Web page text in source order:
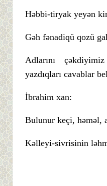
Həbbi-tiryak yeyən
Gəh fənadiqü qozü
Adlarını
yazdıqları cavablar
İbrahim xan:
Bulunur keçi, həməl,
Kəlleyi-sivrisinin